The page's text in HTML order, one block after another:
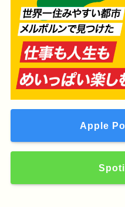
Apple